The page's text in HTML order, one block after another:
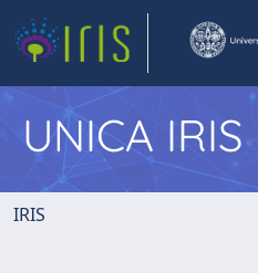
UNICA IRIS
IRIS